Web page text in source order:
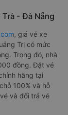
- Đà Nẵng
, giá vé xe
Trị có mức
Trong đó, nhà
đồng. Đặt vé
hãng tại
100% và hỗ
và đổi trả vé